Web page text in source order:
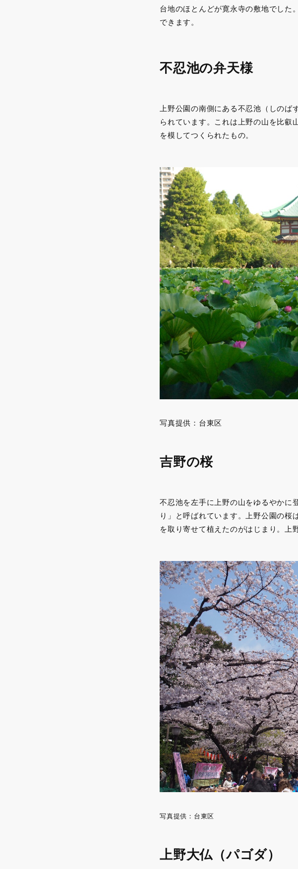
台地のほとんどが寛永寺の敷地でした
できます。
不忍池の弁天様
上野公園の南側にある不忍池（しの
られています。これは上野の山を比叡
を模してつくられたもの。
写真提供：台東区
吉野の桜
不忍池を左手に上野の山をゆるやかに
り」と呼ばれています。上野公園の桜
を取り寄せて植えたのがはじまり。上
写真提供：台東区
上野大仏（パゴダ）